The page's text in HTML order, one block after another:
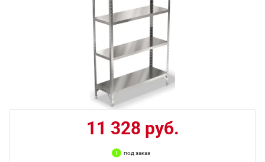
11 328 руб.
под заказ